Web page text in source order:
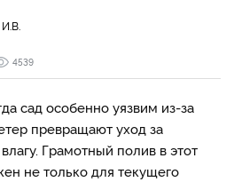
4539
сад особенно уязвим из-за
превращают уход за
Грамотный полив в этот
не только для текущего